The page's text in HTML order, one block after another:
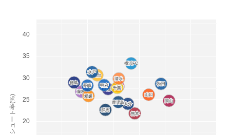
仙台
仙台
秋田
秋田
山形
山形
いわき
いわき
水戸
水戸
栃木
栃木
群馬
群馬
千葉
千葉
横浜FC
横浜FC
甲府
甲府
清水
清水
藤枝
藤枝
岡山
岡山
山口
山口
徳島
徳島
愛媛
愛媛
長崎
長崎
熊本
熊本
大分
大分
鹿児島
鹿児島
20
25
30
35
40
シュート率(%)